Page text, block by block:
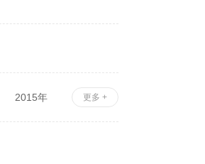
更多 +
2015年